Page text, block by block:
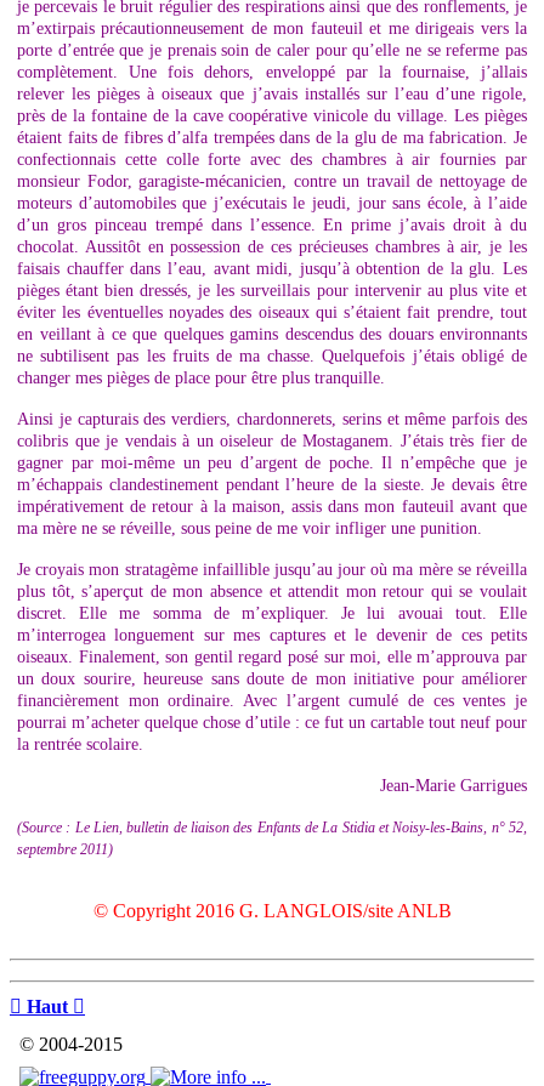
je percevais le bruit régulier des respirations ainsi que des ronflements, je
m’extirpais précautionneusement de mon fauteuil et me dirigeais vers la
porte d’entrée que je prenais soin de caler pour qu’elle ne se referme pas
complètement. Une fois dehors, enveloppé par la fournaise, j’allais
relever les pièges à oiseaux que j’avais installés sur l’eau d’une rigole,
près de la fontaine de la cave coopérative vinicole du village. Les pièges
étaient faits de fibres d’alfa trempées dans de la glu de ma fabrication. Je
confectionnais cette colle forte avec des chambres à air fournies par
monsieur Fodor, garagiste-mécanicien, contre un travail de nettoyage de
moteurs d’automobiles que j’exécutais le jeudi, jour sans école, à l’aide
d’un gros pinceau trempé dans l’essence. En prime j’avais droit à du
chocolat. Aussitôt en possession de ces précieuses chambres à air, je les
faisais chauffer dans l’eau, avant midi, jusqu’à obtention de la glu. Les
pièges étant bien dressés, je les surveillais pour intervenir au plus vite et
éviter les éventuelles noyades des oiseaux qui s’étaient fait prendre, tout
en veillant à ce que quelques gamins descendus des douars environnants
ne subtilisent pas les fruits de ma chasse. Quelquefois j’étais obligé de
changer mes pièges de place pour être plus tranquille.
Ainsi je capturais des verdiers, chardonnerets, serins et même parfois des
colibris que je vendais à un oiseleur de Mostaganem. J’étais très fier de
gagner par moi-même un peu d’argent de poche. Il n’empêche que je
m’échappais clandestinement pendant l’heure de la sieste. Je devais être
impérativement de retour à la maison, assis dans mon fauteuil avant que
ma mère ne se réveille, sous peine de me voir infliger une punition.
Je croyais mon stratagème infaillible jusqu’au jour où ma mère se réveilla
plus tôt, s’aperçut de mon absence et attendit mon retour qui se voulait
discret. Elle me somma de m’expliquer. Je lui avouai tout. Elle
m’interrogea longuement sur mes captures et le devenir de ces petits
oiseaux. Finalement, son gentil regard posé sur moi, elle m’approuva par
un doux sourire, heureuse sans doute de mon initiative pour améliorer
financièrement mon ordinaire. Avec l’argent cumulé de ces ventes je
pourrai m’acheter quelque chose d’utile : ce fut un cartable tout neuf pour
la rentrée scolaire.
Jean-Marie Garrigues
(Source : Le Lien, bulletin de liaison des Enfants de La Stidia et Noisy-les-Bains, n° 52,
septembre 2011)
© Copyright 2016 G. LANGLOIS/site ANLB
 Haut 
© 2004-2015